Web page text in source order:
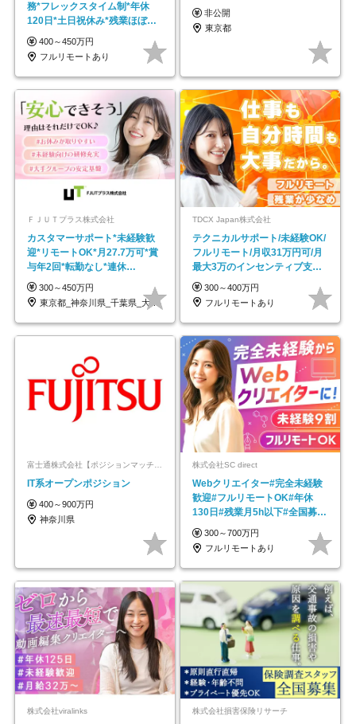
務*フレックスタイム制*年休
120日*土日祝休み*残業ほぼな
し*育児中社員8割以上
400～450万円
フルリモートあり
非公開
東京都
ＦＪＵＴプラス株式会社
カスタマーサポート*未経験歓
迎*リモートOK*月27.7万可*賞
与年2回*転勤なし*連休
OK/ZE010232
300～450万円
東京都_神奈川県_千葉県_大阪府_愛知県…
TDCX Japan株式会社
テクニカルサポート/未経験OK/
フルリモート/月収31万円可/月
最大3万のインセンティブ支給/
平均年齢33歳
300～400万円
フルリモートあり
富士通株式会社【ポジションマッチ登録】
IT系オープンポジション
400～900万円
神奈川県
株式会社SC direct
Webクリエイター#完全未経験
歓迎#フルリモートOK#年休
130日#残業月5h以下#全国募集
#最大1年の研修
300～700万円
フルリモートあり
株式会社viralinks 株式会社損害保険リサーチ